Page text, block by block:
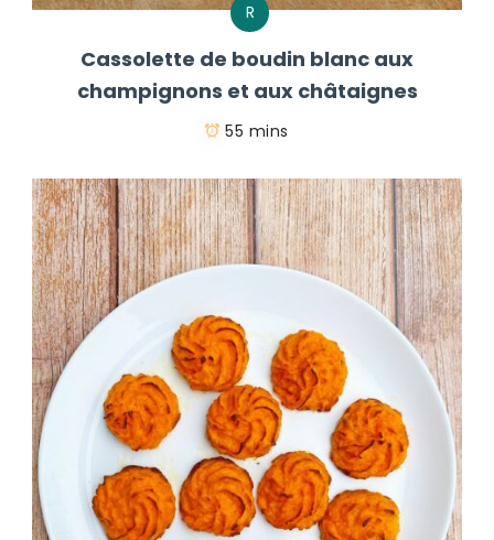
R
Cassolette de boudin blanc aux
champignons et aux châtaignes
55 mins